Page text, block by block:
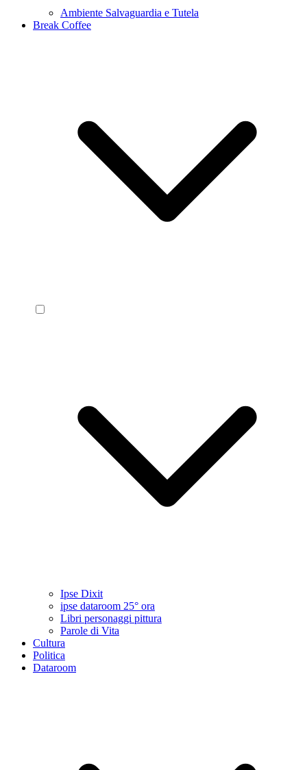
Ambiente Salvaguardia e Tutela
Break Coffee
Ipse Dixit
ipse dataroom 25° ora
Libri personaggi pittura
Parole di Vita
Cultura
Politica
Dataroom